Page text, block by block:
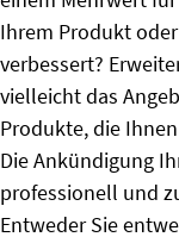
Ihrem Produkt
verbessert?
vielleicht das
Produkte, die
Die Ankündigung
professionell und
Entweder Sie